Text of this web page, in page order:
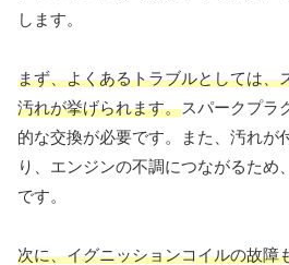
します。
まず、よくあるトラブルとしては、
汚れが挙げられます。スパークプラ
的な交換が必要です。また、汚れが
り、エンジンの不調につながるため
です。
次に、イグニッションコイルの故障